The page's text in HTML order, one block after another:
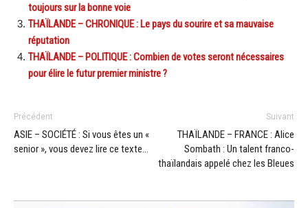
toujours sur la bonne voie
THAÏLANDE – CHRONIQUE : Le pays du sourire et sa mauvaise
réputation
THAÏLANDE – POLITIQUE : Combien de votes seront nécessaires
pour élire le futur premier ministre ?
Précédent
ASIE – SOCIÉTÉ : Si vous êtes un «
senior », vous devez lire ce texte…
Suivant
THAÏLANDE – FRANCE : Alice
Sombath : Un talent franco-
thaïlandais appelé chez les Bleues